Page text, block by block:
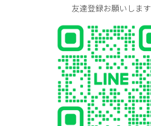
友達登録お願いします